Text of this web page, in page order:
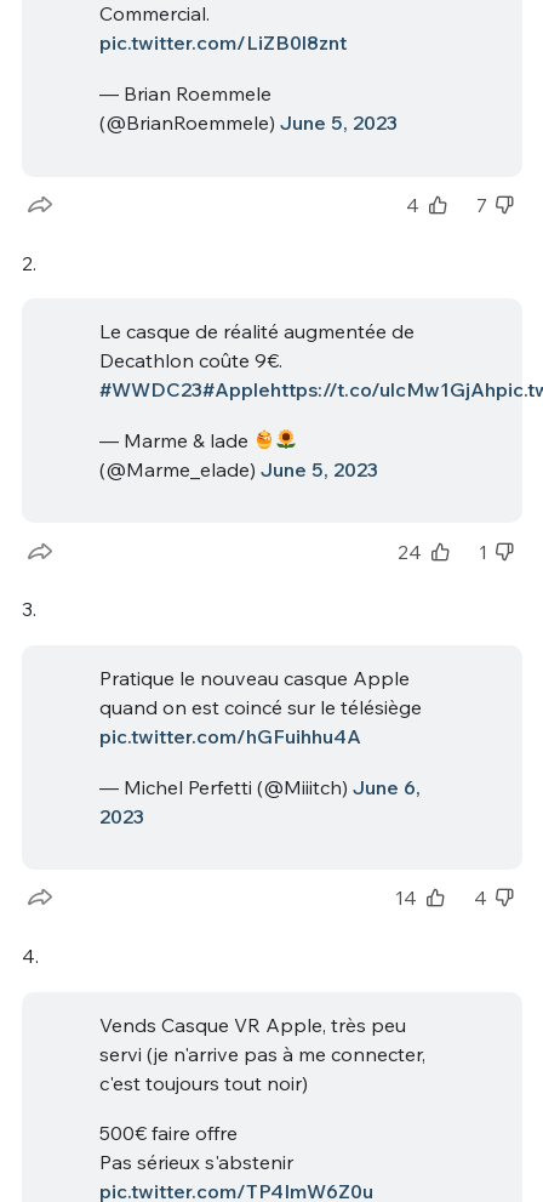
Commercial.
pic.twitter.com/LiZB0l8znt
— Brian Roemmele
(@BrianRoemmele) June 5, 2023
4 7
2.
Le casque de réalité augmentée de
Decathlon coûte 9€.
#WWDC23#Applehttps://t.co/ulcMw1GjAh
— Marme & lade
(@Marme_elade) June 5, 2023
24 1
3.
Pratique le nouveau casque Apple
quand on est coincé sur le télésiège
pic.twitter.com/hGFuihhu4A
— Michel Perfetti (@Miiitch) June 6,
2023
14 4
4.
Vends Casque VR Apple, très peu
servi (je n'arrive pas à me connecter,
c'est toujours tout noir)
500€ faire offre
Pas sérieux s'abstenir
pic.twitter.com/TP4ImW6Z0u